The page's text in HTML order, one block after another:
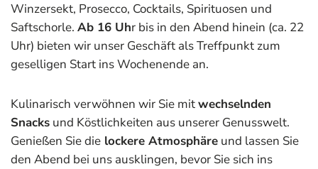
Winzersekt, Prosecco, Cocktails, Spirituosen und
Saftschorle. Ab 16 Uhr bis in den Abend hinein (ca. 22
Uhr) bieten wir unser Geschäft als Treffpunkt zum
geselligen Start ins Wochenende an.
Kulinarisch verwöhnen wir Sie mitwechselnden
Snacks und Köstlichkeiten aus unserer Genusswelt.
Genießen Sie die lockere Atmosphäre und lassen Sie
den Abend bei uns ausklingen, bevor Sie sich ins